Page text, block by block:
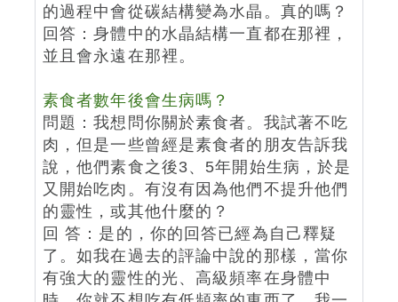
的過程中會從碳結構變為水晶。真的嗎？
回答：身體中的水晶結構一直都在那裡，
並且會永遠在那裡。
素食者數年後會生病嗎？
問題：我想問你關於素食者。我試著不吃
肉，但是一些曾經是素食者的朋友告訴我
說，他們素食之後3、5年開始生病，於是
又開始吃肉。有沒有因為他們不提升他們
的靈性，或其他什麼的？
回 答：是的，你的回答已經為自己釋疑
了。如我在過去的評論中說的那樣，當你
有強大的靈性的光、高級頻率在身體中